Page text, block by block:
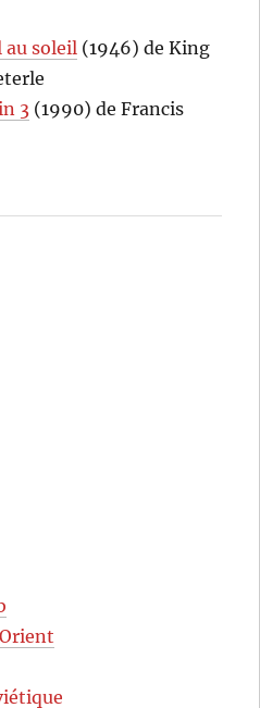
au soleil (1946) de King
3 (1990) de Francis